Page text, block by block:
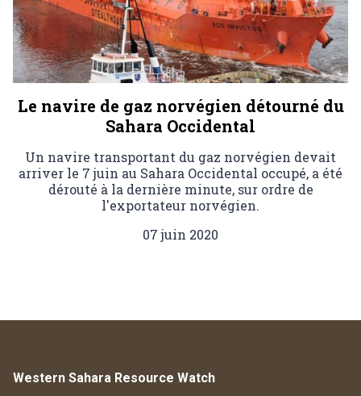
Le navire de gaz norvégien détourné du
Sahara Occidental
Un navire transportant du gaz norvégien devait
arriver le 7 juin au Sahara Occidental occupé, a été
dérouté à la dernière minute, sur ordre de
l'exportateur norvégien.
07 juin 2020
Western Sahara Resource Watch